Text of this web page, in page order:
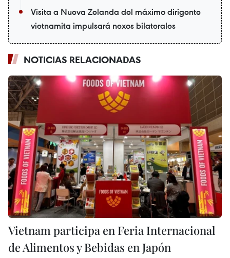
Visita a Nueva Zelanda del máximo dirigente
vietnamita impulsará nexos bilaterales
NOTICIAS RELACIONADAS
Vietnam participa en Feria Internacional
de Alimentos y Bebidas en Japón